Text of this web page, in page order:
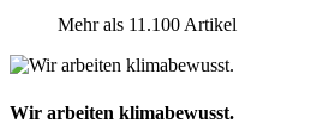
Mehr als 11.100 Artikel
Wir arbeiten klimabewusst.